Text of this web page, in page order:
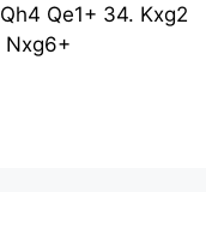
Qh4 Qe1+ 34. Kxg2
Nxg6+